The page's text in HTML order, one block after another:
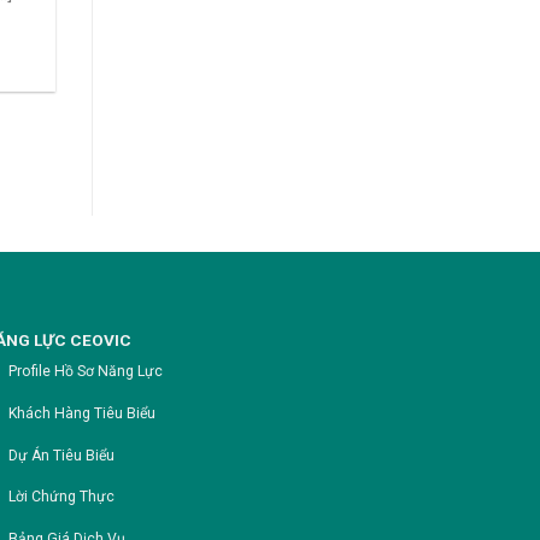
LỰC CEOVIC
Profile Hồ Sơ Năng Lực
Khách Hàng Tiêu Biểu
Dự Án Tiêu Biểu
Lời Chứng Thực